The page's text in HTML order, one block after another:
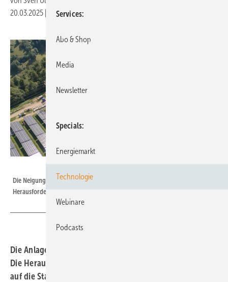
20.03.2025
Druckvorschau
Die Neigung der Anlage ist zwischen 20 und 40 Prozent: eine echte
Herausforderung beim Bau.
Die Anlage steht auf einem Bergrücken im Schwarzwald.
Die Herausforderungen waren riesig, nicht nur mit Blick
auf die Statik, sondern auch bei der Bauausführung.
Services
Abo & Shop
Media
Newsletter
Specials
Energiemarkt
Technologie
Webinare
Podcasts